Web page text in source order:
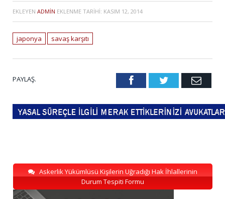
EKLEYEN ADMIN EKLENME TARIHI: KASIM 12, 2014
japonya savaş karşıtı
PAYLAŞ. FacebookTwitter Email
Askerlik Yükümlüsü Kişilerin Uğradığı Hak İhlallerinin
Durum Tespiti Formu